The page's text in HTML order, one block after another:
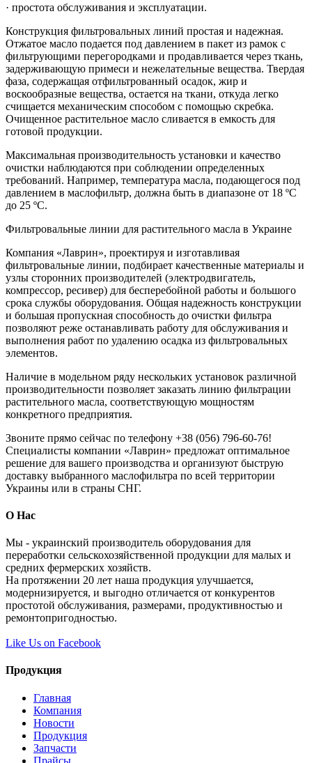
· простота обслуживания и эксплуатации.
Конструкция фильтровальных линий простая и надежная.
Отжатое масло подается под давлением в пакет из рамок с
фильтрующими перегородками и продавливается через ткань,
задерживающую примеси и нежелательные вещества. Твердая
фаза, содержащая отфильтрованный осадок, жир и
воскообразные вещества, остается на ткани, откуда легко
счищается механическим способом с помощью скребка.
Очищенное растительное масло сливается в емкость для
готовой продукции.
Максимальная производительность установки и качество
очистки наблюдаются при соблюдении определенных
требований. Например, температура масла, подающегося под
давлением в маслофильтр, должна быть в диапазоне от 18 ºС
до 25 ºС.
Фильтровальные линии для растительного масла в Украине
Компания «Лаврин», проектируя и изготавливая
фильтровальные линии, подбирает качественные материалы и
узлы сторонних производителей (электродвигатель,
компрессор, ресивер) для бесперебойной работы и большого
срока службы оборудования. Общая надежность конструкции
и большая пропускная способность до очистки фильтра
позволяют реже останавливать работу для обслуживания и
выполнения работ по удалению осадка из фильтровальных
элементов.
Наличие в модельном ряду нескольких установок различной
производительности позволяет заказать линию фильтрации
растительного масла, соответствующую мощностям
конкретного предприятия.
Звоните прямо сейчас по телефону +38 (056) 796-60-76!
Специалисты компании «Лаврин» предложат оптимальное
решение для вашего производства и организуют быструю
доставку выбранного маслофильтра по всей территории
Украины или в страны СНГ.
О Нас
Мы - украинский производитель оборудования для
переработки сельскохозяйственной продукции для малых и
средних фермерских хозяйств.
На протяжении 20 лет наша продукция улучшается,
модернизируется, и выгодно отличается от конкурентов
простотой обслуживания, размерами, продуктивностью и
ремонтопригодностью.
Like Us on Facebook
Продукция
Главная
Компания
Новости
Продукция
Запчасти
Прайсы